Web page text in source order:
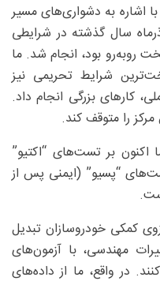
اشاره به دشواری‌های مسیر
سال گذشته در شرایطی
روبه‌رو بود، انجام شد. ما
شرایط تحریمی نیز
کار‌های بزرگی انجام داد.
را متوقف کند.
اکنون بر تست‌های “اکتیو”
“پسیو” (ایمنی پس از
کمکی خودروسازان تبدیل
مهندسی، با آزمون‌های
در واقع، ما از داده‌های